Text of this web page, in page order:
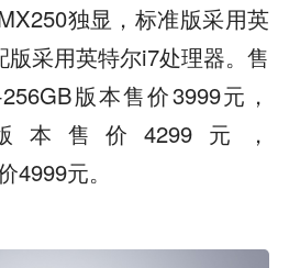
独显，标准版采用英
采用英特尔i7处理器。售
版本售价3999元，
版本售价4299元，
元。